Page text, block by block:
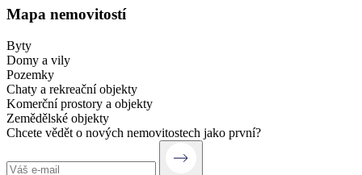
Mapa nemovitostí
Byty
Domy a vily
Pozemky
Chaty a rekreační objekty
Komerční prostory a objekty
Zemědělské objekty
Chcete vědět o nových nemovitostech jako první?